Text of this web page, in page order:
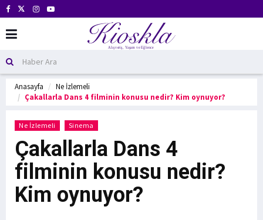
Anasayfa
Ne İzlemeli
Çakallarla Dans 4 filminin konusu nedir? Kim oynuyor?
Ne İzlemeli Sinema
Çakallarla Dans 4
filminin konusu nedir?
Kim oynuyor?